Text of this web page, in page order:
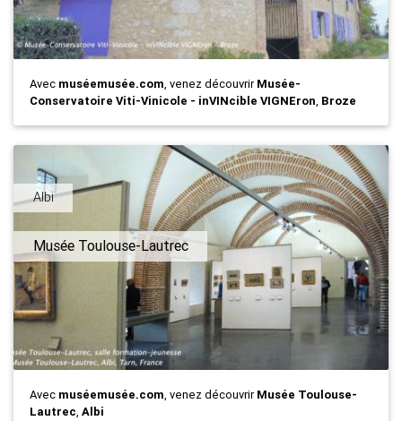
Avec muséemusée.com, venez découvrirMusée-
Conservatoire Viti-Vinicole - inVINcible VIGNEron, Broze
Albi
Musée Toulouse-Lautrec
Avec muséemusée.com, venez découvrirMusée Toulouse-
Lautrec, Albi